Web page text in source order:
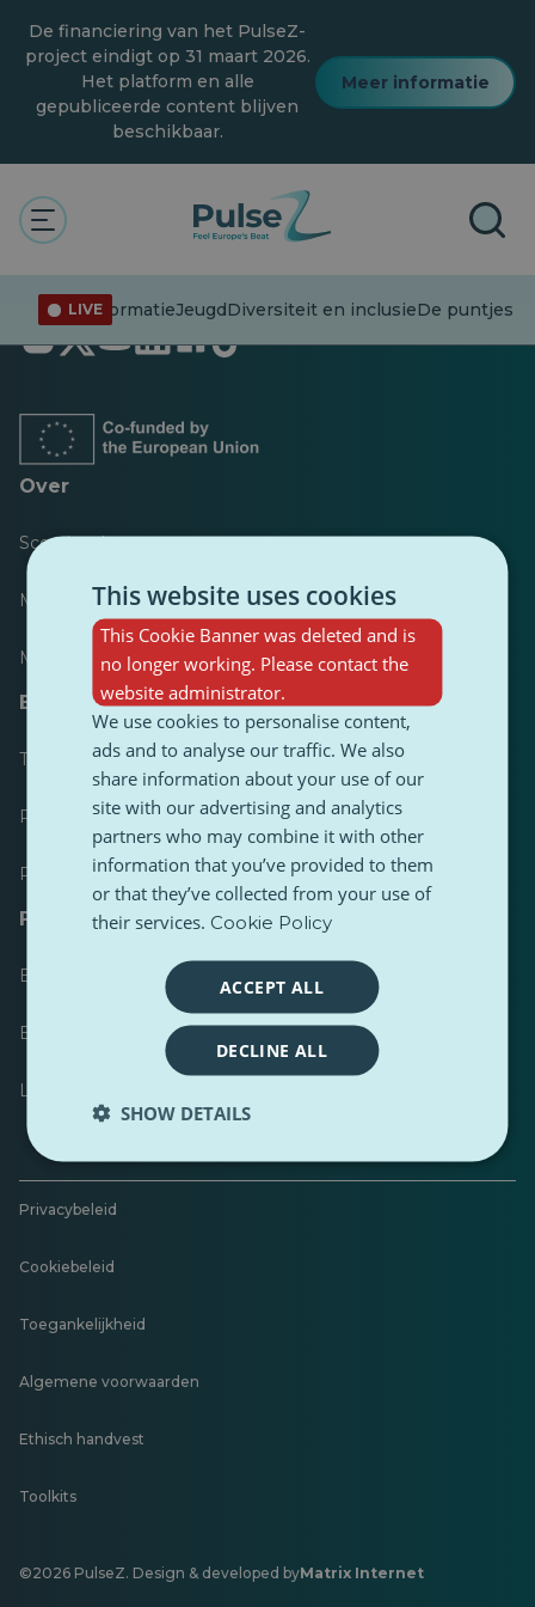
naar
hoofdinhoud
De financiering van het PulseZ-
project eindigt op 31 maart 2026.
Het platform en alle
gepubliceerde content blijven
beschikbaar.
Meer informatie
LIVE
DesinformatieJeugdDiversiteit en inclusieDe puntjes
Opent
in
tabblad
Opent
in
tabblad
Opent
in
tabblad
in
tabblad
in
tabblad
in
Over
Scorebord
Meest gepubliceerd
Meest gevolgd
Bronnen voor journalisten
Toolkits
PulseZ Content Stijlgids
PulseZ Richtlijn voor bijdragen
FAQs
Een verzoek indienen
Een probleem melden
Laat feedback achter
Privacybeleid
Cookiebeleid
Toegankelijkheid
Algemene voorwaarden
Ethisch handvest
Toolkits
©2026 PulseZ. Design & developed byMatrix Internet
Opent
This website uses cookies
This Cookie Banner was deleted and is
no longer working. Please contact the
website administrator.
We use cookies to personalise content,
ads and to analyse our traffic. We also
share information about your use of our
site with our advertising and analytics
partners who may combine it with other
information that you’ve provided to them
or that they’ve collected from your use of
their services. Cookie Policy
ACCEPT ALL
DECLINE ALL
SHOW DETAILS